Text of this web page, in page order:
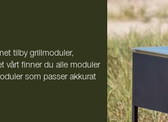
tilby grillmoduler,
vårt finner du alle moduler
som passer akkurat